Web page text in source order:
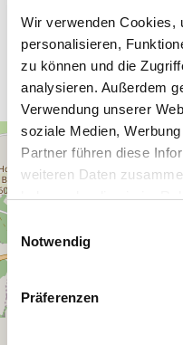
Wir verwenden Cookies,
personalisieren,
zu können und die
analysieren. Außerdem
Verwendung unserer
soziale Medien,
Partner führen diese
weiteren Daten
haben oder die sie im
Notwendig
Präferenzen
Unsere
+
−